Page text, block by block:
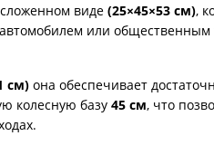
виде (25×45×53 см),
или общественным
см) она обеспечивает
колесную базу 45 см, что